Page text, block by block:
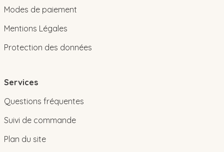
Modes de paiement
Mentions Légales
Protection des données
Services
Questions fréquentes
Suivi de commande
Plan du site